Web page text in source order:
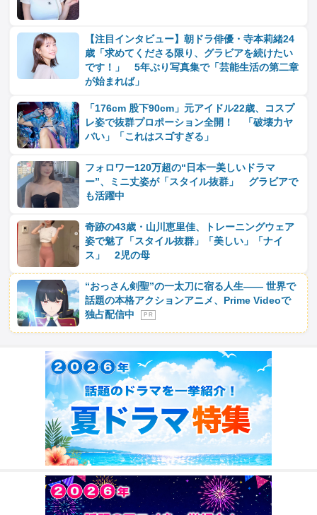
【注目インタビュー】朝ドラ俳優・寺本莉緒24
歳「求めてくださる限り、グラビアを続けたい
です！」 5年ぶり写真集で「芸能生活の第二章
が始まれば」
「176cm 股下90cm」元アイドル22歳、コスプ
レ姿で抜群プロポーション全開！ 「破壊力ヤ
バい」「これはスゴすぎる」
フォロワー120万超の“日本一美しいドラマ
ー”、ミニ丈姿が「スタイル抜群」 グラビアで
も活躍中
奇跡の43歳・山川恵里佳、トレーニングウェア
姿で魅了「スタイル抜群」「美しい」「ナイ
ス」 2児の母
“おっさん剣聖”の一太刀に宿る人生―― 世界で
話題の本格アクションアニメ、Prime Videoで
独占配信中
P R